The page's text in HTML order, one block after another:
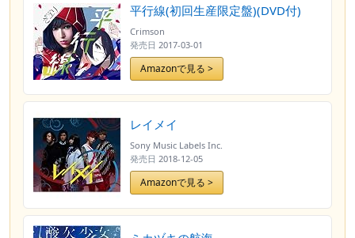
平行線(初回生産限定盤)(DVD付)
Crimson
発売日 2017-03-01
Amazonで見る >
レイメイ
Sony Music Labels Inc.
発売日 2018-12-05
Amazonで見る >